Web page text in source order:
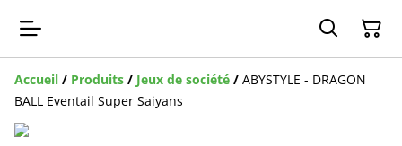
Accueil / Produits / Jeux de société / ABYSTYLE - DRAGON
BALL Eventail Super Saiyans